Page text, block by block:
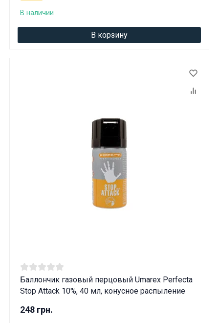
В наличии
В корзину
Баллончик газовый перцовый Umarex Perfecta
Stop Attack 10%, 40 мл, конусное распыление
248 грн.